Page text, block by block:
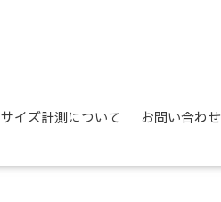
サイズ計測について
お問い合わせ